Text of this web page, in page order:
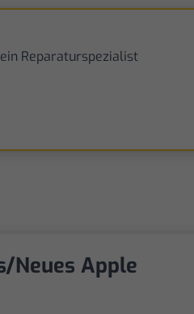
Reparaturspezialist
Neues Apple